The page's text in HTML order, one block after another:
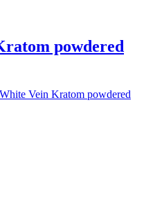
powdered
Vein Kratom powdered